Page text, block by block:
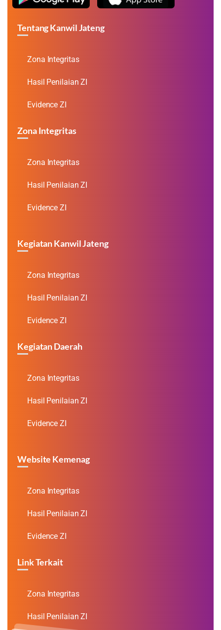
Tentang Kanwil Jateng
Zona Integritas
Hasil Penilaian ZI
Evidence ZI
Zona Integritas
Zona Integritas
Hasil Penilaian ZI
Evidence ZI
Kegiatan Kanwil Jateng
Zona Integritas
Hasil Penilaian ZI
Evidence ZI
Kegiatan Daerah
Zona Integritas
Hasil Penilaian ZI
Evidence ZI
Website Kemenag
Zona Integritas
Hasil Penilaian ZI
Evidence ZI
Link Terkait
Zona Integritas
Hasil Penilaian ZI